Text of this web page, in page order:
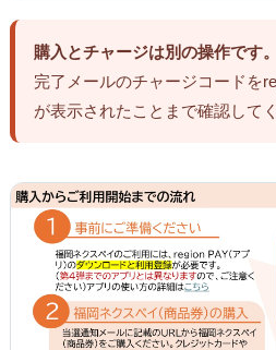
購入とチャージは別の操作です。
完了メールのチャージコードを
が表示されたことまで確認して